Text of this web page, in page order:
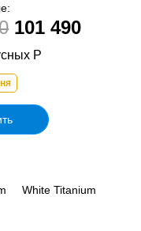
101 490
Р
White Titanium